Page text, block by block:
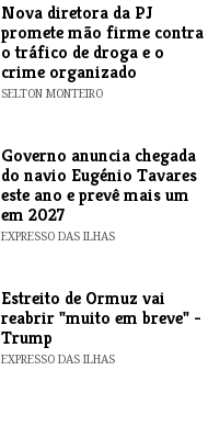
Nova diretora da PJ
promete mão firme contra
o tráfico de droga e o
crime organizado
SELTON MONTEIRO
Governo anuncia chegada
do navio Eugénio Tavares
este ano e prevê mais um
em 2027
EXPRESSO DAS ILHAS
Estreito de Ormuz vai
reabrir "muito em breve" -
Trump
EXPRESSO DAS ILHAS